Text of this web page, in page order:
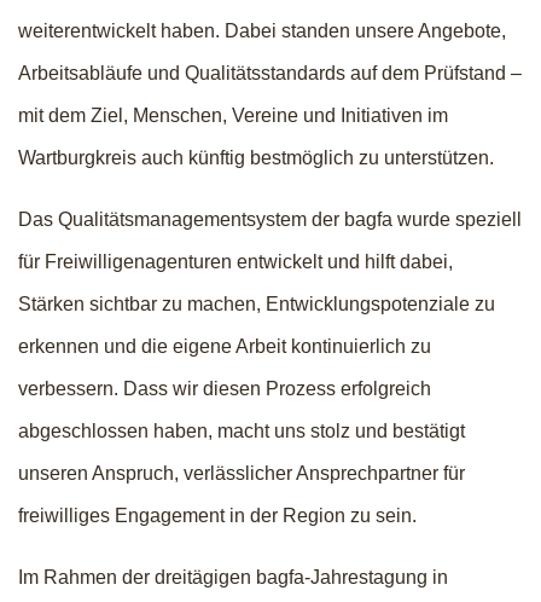
weiterentwickelt haben. Dabei standen unsere Angebote,
Arbeitsabläufe und Qualitätsstandards auf dem Prüfstand –
mit dem Ziel, Menschen, Vereine und Initiativen im
Wartburgkreis auch künftig bestmöglich zu unterstützen.
Das Qualitätsmanagementsystem der bagfa wurde speziell
für Freiwilligenagenturen entwickelt und hilft dabei,
Stärken sichtbar zu machen, Entwicklungspotenziale zu
erkennen und die eigene Arbeit kontinuierlich zu
verbessern. Dass wir diesen Prozess erfolgreich
abgeschlossen haben, macht uns stolz und bestätigt
unseren Anspruch, verlässlicher Ansprechpartner für
freiwilliges Engagement in der Region zu sein.
Im Rahmen der dreitägigen bagfa-Jahrestagung in